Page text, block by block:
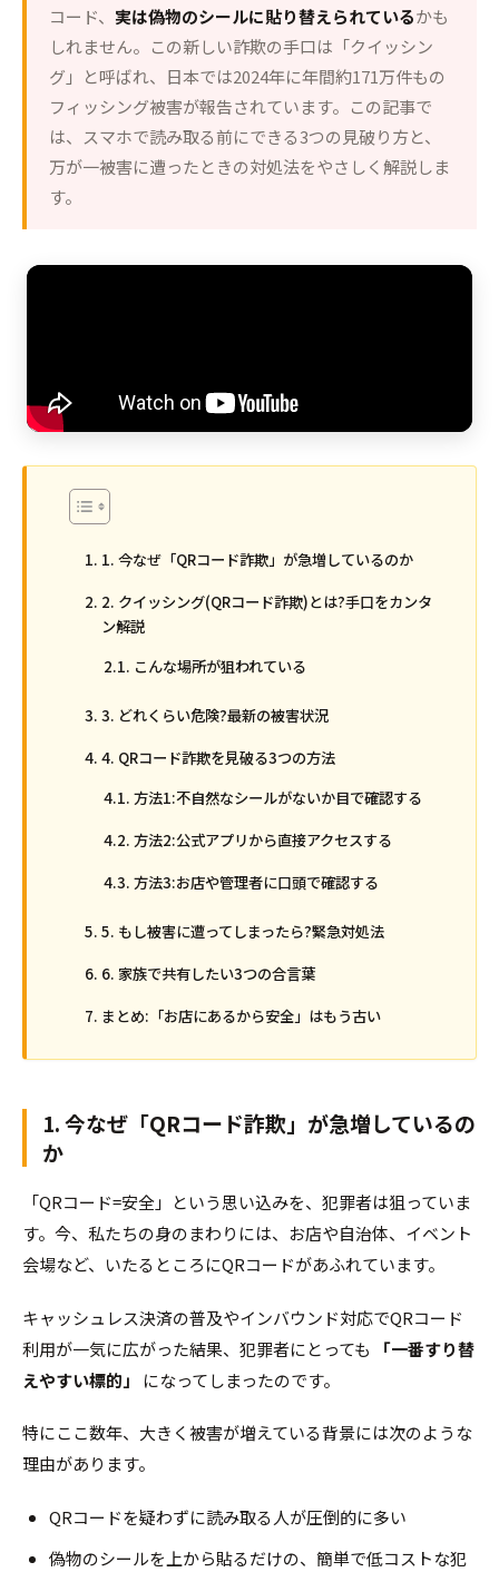
コード、 実は偽物のシールに貼り替えられているかも
しれません。この新しい詐欺の手口は「クイッシン
グ」と呼ばれ、日本では2024年に年間約171万件もの
フィッシング被害が報告されています。この記事で
は、スマホで読み取る前にできる3つの見破り方と、
万が一被害に遭ったときの対処法をやさしく解説しま
す。
1. 今なぜ「QRコード詐欺」が急増しているのか
2. クイッシング(QRコード詐欺)とは?手口をカンタ
ン解説
こんな場所が狙われている
3. どれくらい危険?最新の被害状況
4. QRコード詐欺を見破る3つの方法
方法1:不自然なシールがないか目で確認する
方法2:公式アプリから直接アクセスする
方法3:お店や管理者に口頭で確認する
5. もし被害に遭ってしまったら?緊急対処法
6. 家族で共有したい3つの合言葉
まとめ:「お店にあるから安全」はもう古い
1. 今なぜ「QRコード詐欺」が急増しているの
か
「QRコード=安全」という思い込みを、犯罪者は狙っていま
す。今、私たちの身のまわりには、お店や自治体、イベント
会場など、いたるところにQRコードがあふれています。
キャッシュレス決済の普及やインバウンド対応でQRコード
利用が一気に広がった結果、犯罪者にとっても
「一番すり替
えやすい標的」
になってしまったのです。
特にここ数年、大きく被害が増えている背景には次のような
理由があります。
QRコードを疑わずに読み取る人が圧倒的に多い
偽物のシールを上から貼るだけの、簡単で低コストな犯